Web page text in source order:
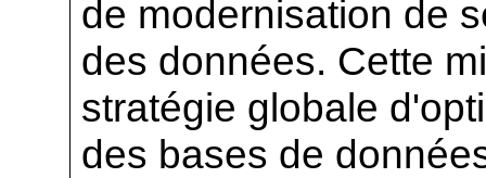
de modernisation de
des données. Cette
stratégie globale
des bases de